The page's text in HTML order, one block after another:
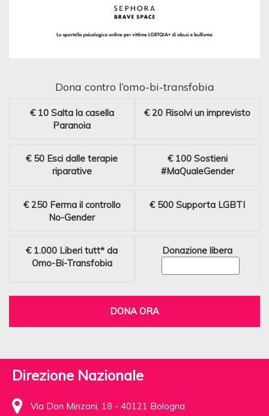
Dona contro l’omo-bi-transfobia
€ 10 Salta la casella
Paranoia
€ 20 Risolvi un imprevisto
€ 50 Esci dalle terapie
riparative
€ 100 Sostieni
#MaQualeGender
€ 250 Ferma il controllo
No-Gender
€ 500 Supporta LGBTI
€ 1.000 Liberi tutt* da
Omo-Bi-Transfobia
Donazione libera
DONA ORA
Direzione Nazionale
Via Don Minzoni, 18 - 40121 Bologna